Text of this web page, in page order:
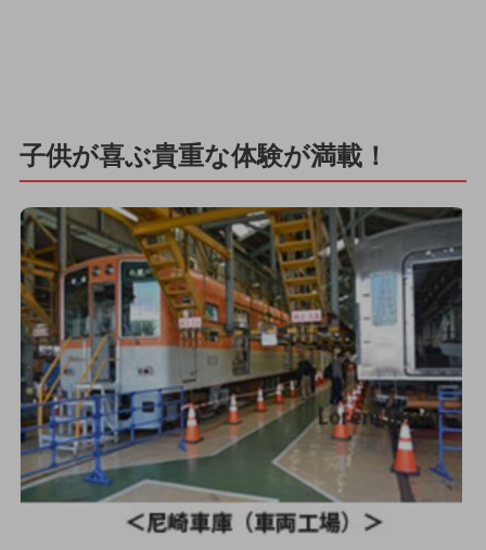
子供が喜ぶ貴重な体験が満載！